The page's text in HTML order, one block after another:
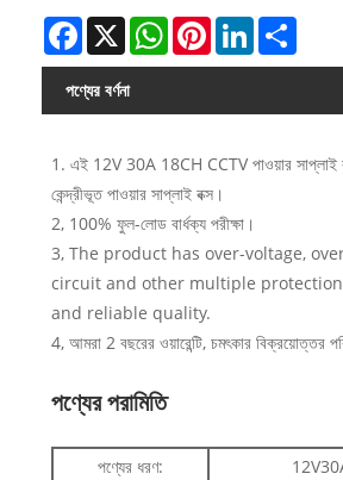
Facebook
X WhatsAppPinterestLinkedIn
পণ্যের বর্ণনা
1. এই 12V 30A 18CH CCTV পাওয়ার সাপ্লাই
কেন্দ্রীভূত পাওয়ার সাপ্লাই বক্স।
2, 100% ফুল-লোড বার্ধক্য পরীক্ষা।
3, The product has over-voltage,
circuit and other multiple
and reliable quality.
4, আমরা 2 বছরের ওয়ারেন্টি, চমৎকার বিক্রয়োত্তর
পণ্যের পরামিতি
পণ্যের ধরণ: